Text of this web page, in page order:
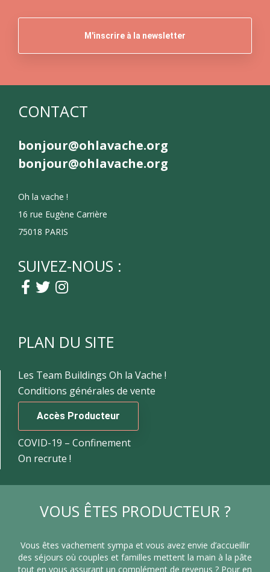
CONTACT
bonjour@ohlavache.org
bonjour@ohlavache.org
Oh la vache !
16 rue Eugène Carrière
75018 PARIS
SUIVEZ-NOUS :
PLAN DU SITE
Les Team Buildings Oh la Vache !
Conditions générales de vente
Accès Producteur
COVID-19 – Confinement
On recrute !
VOUS ÊTES PRODUCTEUR ?
Vous êtes vachement sympa et vous avez envie d’accueillir
des séjours où couples et familles mettent la main à la pâte
tout en vous assurant un complément de revenus ? Pour en